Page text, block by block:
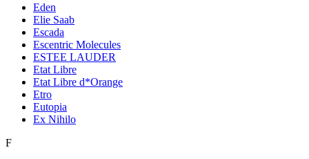
Eden
Elie Saab
Escada
Escentric Molecules
ESTEE LAUDER
Etat Libre
Etat Libre d*Orange
Etro
Eutopia
Ex Nihilo
F